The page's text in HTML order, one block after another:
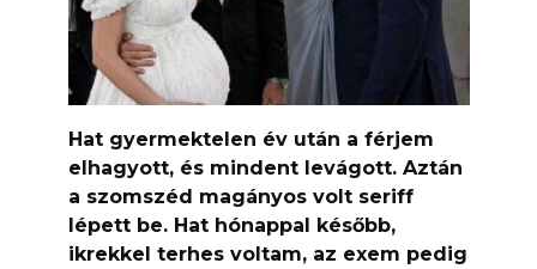
Hat gyermektelen év után a férjem
elhagyott, és mindent levágott. Aztán
a szomszéd magányos volt seriff
lépett be. Hat hónappal később,
ikrekkel terhes voltam, az exem pedig